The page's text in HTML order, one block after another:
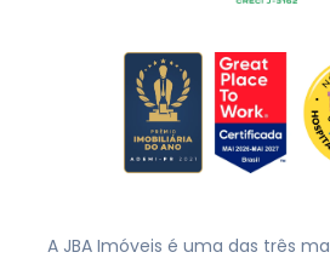
A JBA Imóveis é uma das três